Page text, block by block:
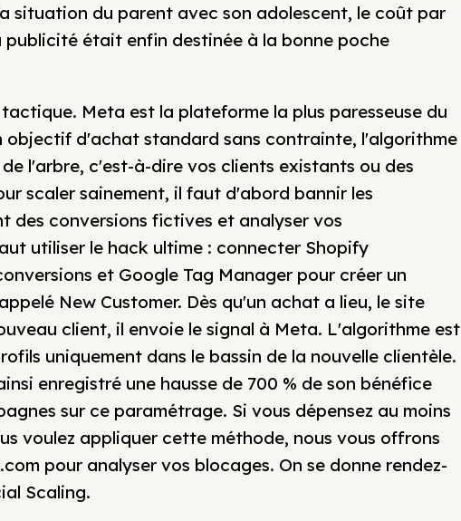
situation du parent avec son adolescent, le coût par
était enfin destinée à la bonne poche
Meta est la plateforme la plus paresseuse du
objectif d'achat standard sans contrainte, l'algorithme
l'arbre, c'est-à-dire vos clients existants ou des
scaler sainement, il faut d'abord bannir les
conversions fictives et analyser vos
utiliser le hack ultime : connecter Shopify
et Google Tag Manager pour créer un
New Customer. Dès qu'un achat a lieu, le site
client, il envoie le signal à Meta. L'algorithme est
uniquement dans le bassin de la nouvelle clientèle.
enregistré une hausse de 700 % de son bénéfice
sur ce paramétrage. Si vous dépensez au moins
voulez appliquer cette méthode, nous vous offrons
pour analyser vos blocages. On se donne rendez-
Scaling.